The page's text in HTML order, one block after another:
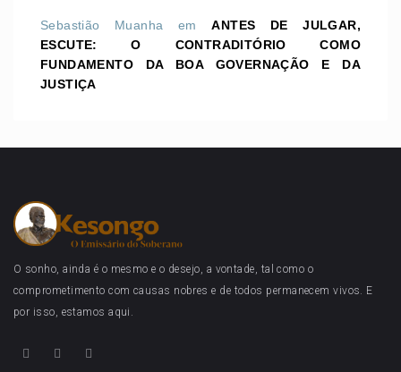
Sebastião Muanha emANTES DE JULGAR,
ESCUTE: O CONTRADITÓRIO COMO
FUNDAMENTO DA BOA GOVERNAÇÃO E DA
JUSTIÇA
O sonho, ainda é o mesmo e o desejo, a vontade, tal como o
comprometimento com causas nobres e de todos permanecem vivos. E
por isso, estamos aqui.